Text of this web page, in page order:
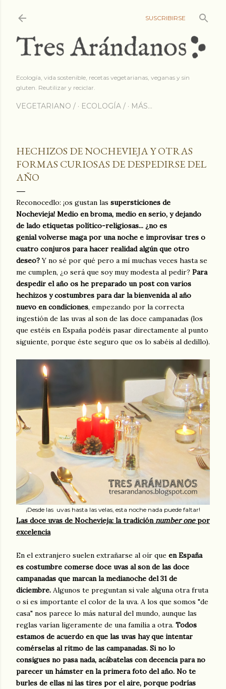
Ir al contenido
SUSCRIBIRSE
Ecología, vida sostenible, recetas vegetarianas, veganas y sin
gluten. Reutilizar y reciclar.
VEGETARIANO / ECOLOGÍA / MÁS…
HECHIZOS DE NOCHEVIEJA Y OTRAS
FORMAS CURIOSAS DE DESPEDIRSE DEL
AÑO
Reconocedlo: ¡os gustan las supersticiones de
Nochevieja! Medio en broma, medio en serio, y dejando
de lado etiquetas político-religiosas... ¿no es
genial volverse maga por una noche e improvisar tres o
cuatro conjuros para hacer realidad algún que otro
deseo?Y no sé por qué pero a mí muchas veces hasta se
me cumplen, ¿o será que soy muy modesta al pedir? Para
despedir el año os he preparado un post con varios
hechizos y costumbres para dar la bienvenida al año
nuevo en condiciones, empezando por la correcta
ingestión de las uvas al son de las doce campanadas (los
que estéis en España podéis pasar directamente al punto
siguiente, porque éste seguro que os lo sabéis al dedillo).
¡Desde las uvas hasta las velas, esta noche nada puede faltar!
Las doce uvas de Nochevieja: la tradición number onepor
excelencia
En el extranjero suelen extrañarse al oír que en España
es costumbre comerse doce uvas al son de las doce
campanadas que marcan la medianoche del 31 de
diciembre. Algunos te preguntan si vale alguna otra fruta
o si es importante el color de la uva. A los que somos "de
casa" nos parece lo más natural del mundo, aunque las
reglas varían ligeramente de una familia a otra. Todos
estamos de acuerdo en que las uvas hay que intentar
comérselas al ritmo de las campanadas. Si no lo
consigues no pasa nada, acábatelas con decencia para no
parecer un hámster en la primera foto del año. No te
burles de ellas ni las tires por el aire, porque podrías